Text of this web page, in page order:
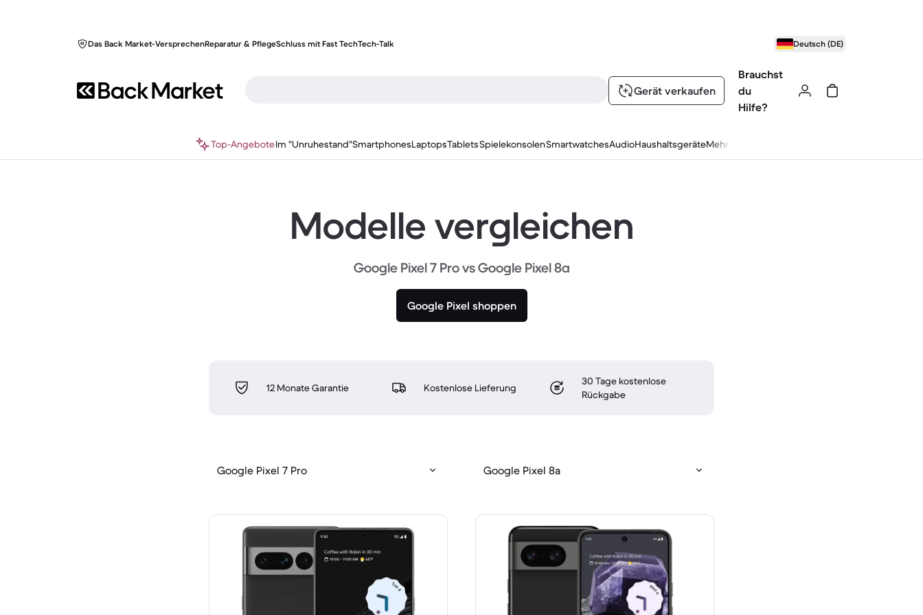
Das Back Market-VersprechenReparatur & PflegeSchluss mit Fast TechTech-Talk Deutsch (DE)
Gerät verkaufen
Brauchst
du
Hilfe?
Top-AngeboteIm "Unruhestand"SmartphonesLaptopsTabletsSpielekonsolenSmartwatchesAudioHaushaltsgeräteMehr
Modelle vergleichen
Google Pixel 7 Pro vs Google Pixel 8a
Google Pixel shoppen
12 Monate Garantie Kostenlose Lieferung
30 Tage kostenlose
Rückgabe
Google Pixel 7 Pro Google Pixel 8a